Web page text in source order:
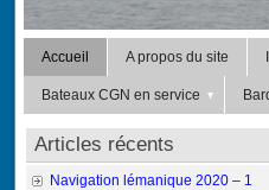
Accueil A propos du site
Bateaux CGN en service
Articles récents
Navigation lémanique 2020 – 1